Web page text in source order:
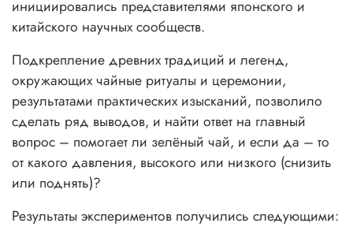
инициировались представителями японского и
китайского научных сообществ.
Подкрепление древних традиций и легенд,
окружающих чайные ритуалы и церемонии,
результатами практических изысканий, позволило
сделать ряд выводов, и найти ответ на главный
вопрос – помогает ли зелёный чай, и если да – то
от какого давления, высокого или низкого (снизить
или поднять)?
Результаты экспериментов получились следующими: